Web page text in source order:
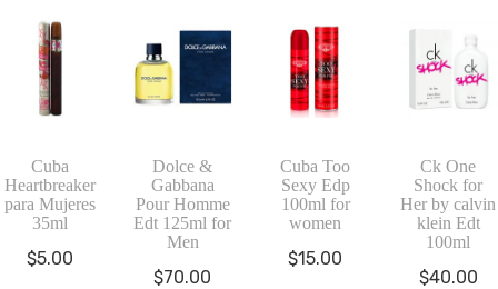
Cuba
Heartbreaker
para Mujeres
35ml
$5.00
Dolce &
Gabbana
Pour Homme
Edt 125ml for
Men
$70.00
Cuba Too
Sexy Edp
100ml for
women
$15.00
Ck One
Shock for
Her by calvin
klein Edt
100ml
$40.00